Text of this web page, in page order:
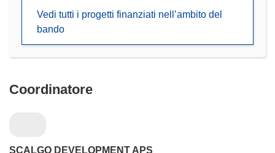
nuova
Vedi tutti i progetti finanziati nell’ambito del
bando
Coordinatore
SCALGO DEVELOPMENT APS